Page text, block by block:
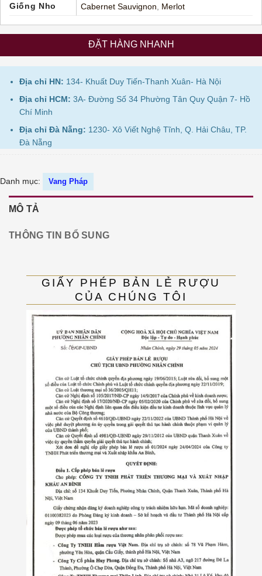
Giống Nho
Cabernet Sauvignon Merlot
ĐẶT HÀNG NHANH
Địa chỉ HN: 134- Khuất Duy Tiến-Thanh Xuân- Hà Nội
Địa chỉ HCM: 3A- Đường Số 34 Phường Tân Quy Quận 7- Hồ
Chí Minh
Địa chỉ Đà Nẵng: 1230- Xô Viết Nghệ Tĩnh, Q. Hải Châu, TP.
Đà Nẵng
Danh mục: Vang Pháp
MÔ TẢ
THÔNG TIN BỔ SUNG
GIẤY PHÉP BẢN LẺ RƯỢU
CỦA CHÚNG TÔI